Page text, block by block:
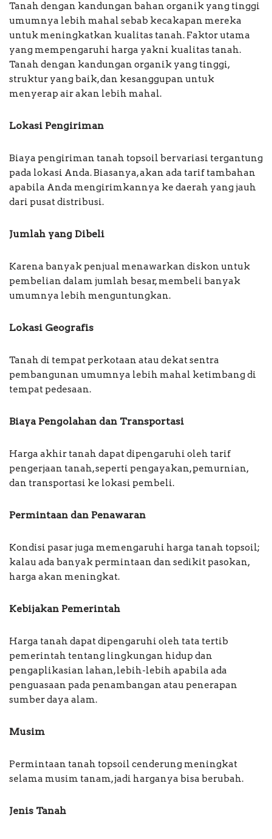
Tanah dengan kandungan bahan organik yang tinggi
umumnya lebih mahal sebab kecakapan mereka
untuk meningkatkan kualitas tanah. Faktor utama
yang mempengaruhi harga yakni kualitas tanah.
Tanah dengan kandungan organik yang tinggi,
struktur yang baik, dan kesanggupan untuk
menyerap air akan lebih mahal.
Lokasi Pengiriman
Biaya pengiriman tanah topsoil bervariasi tergantung
pada lokasi Anda. Biasanya, akan ada tarif tambahan
apabila Anda mengirimkannya ke daerah yang jauh
dari pusat distribusi.
Jumlah yang Dibeli
Karena banyak penjual menawarkan diskon untuk
pembelian dalam jumlah besar, membeli banyak
umumnya lebih menguntungkan.
Lokasi Geografis
Tanah di tempat perkotaan atau dekat sentra
pembangunan umumnya lebih mahal ketimbang di
tempat pedesaan.
Biaya Pengolahan dan Transportasi
Harga akhir tanah dapat dipengaruhi oleh tarif
pengerjaan tanah, seperti pengayakan, pemurnian,
dan transportasi ke lokasi pembeli.
Permintaan dan Penawaran
Kondisi pasar juga memengaruhi harga tanah topsoil;
kalau ada banyak permintaan dan sedikit pasokan,
harga akan meningkat.
Kebijakan Pemerintah
Harga tanah dapat dipengaruhi oleh tata tertib
pemerintah tentang lingkungan hidup dan
pengaplikasian lahan, lebih-lebih apabila ada
penguasaan pada penambangan atau penerapan
sumber daya alam.
Musim
Permintaan tanah topsoil cenderung meningkat
selama musim tanam, jadi harganya bisa berubah.
Jenis Tanah